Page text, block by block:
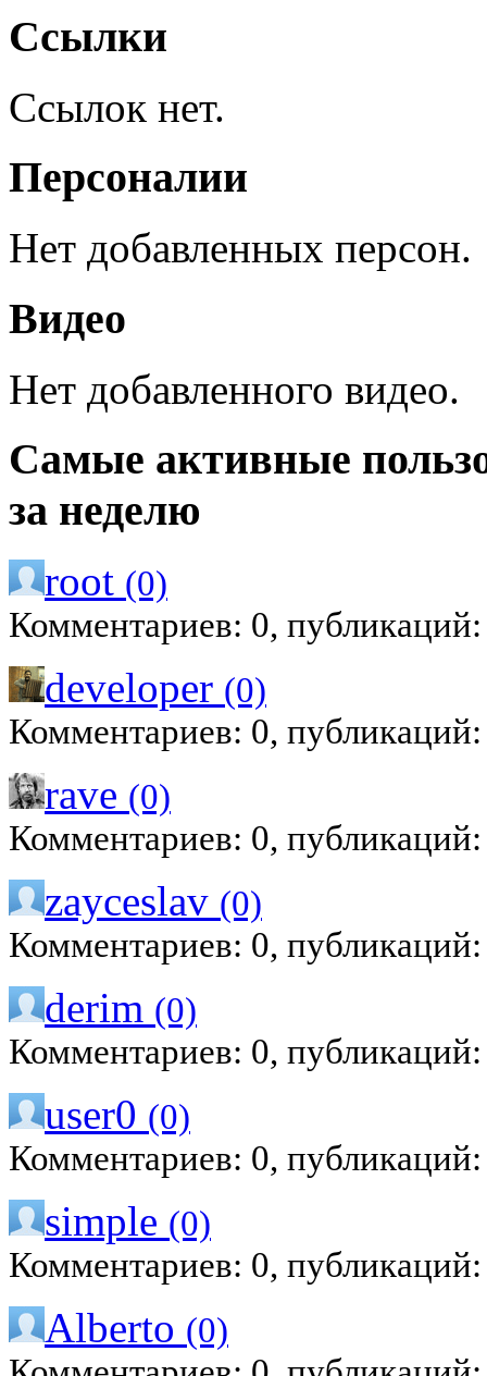
Ссылки
Ссылок нет.
Персоналии
Нет добавленных персон.
Видео
Нет добавленного видео.
Самые активные
за неделю
root (0)
Комментариев: 0,
developer (0)
Комментариев: 0,
rave (0)
Комментариев: 0,
zayceslav (0)
Комментариев: 0,
derim (0)
Комментариев: 0,
user0 (0)
Комментариев: 0,
simple (0)
Комментариев: 0,
Alberto (0)